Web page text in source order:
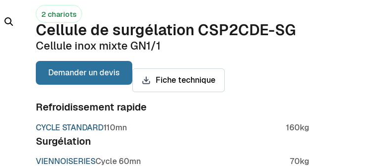
2 chariots
Cellule de surgélation CSP2CDE-SG
Cellule inox mixte GN1/1
Demander un devis
Fiche technique
Refroidissement rapide
CYCLE STANDARD110mn 160kg
Surgélation
VIENNOISERIESCycle 60mn
70kg